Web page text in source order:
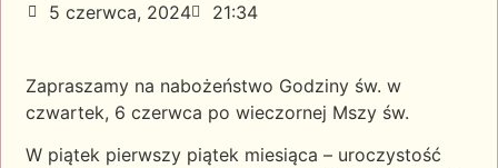
5 czerwca, 2024 21:34
Zapraszamy na nabożeństwo Godziny św. w
czwartek, 6 czerwca po wieczornej Mszy św.
W piątek pierwszy piątek miesiąca – uroczystość